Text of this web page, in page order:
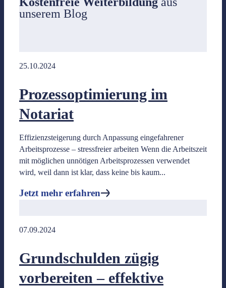
Jetzt mehr erfahren
Die besondere Fortbildung für neu bestellte Notare.
Shadow/Individual Coaching
– DAS Coaching für Sie und das Team für absolute Effizienz
unserem Blog
25.10.2024
Prozessoptimierung im
Notariat
Effizienzsteigerung durch Anpassung eingefahrener
Arbeitsprozesse – stressfreier arbeiten Wenn die Arbeitszeit
mit möglichen unnötigen Arbeitsprozessen verwendet
wird, weil dann ist klar, dass keine bis kaum...
Jetzt mehr erfahren
07.09.2024
Grundschulden zügig
vorbereiten – effektive